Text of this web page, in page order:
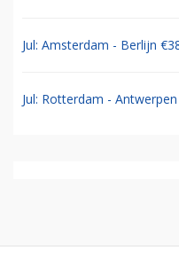
Jul: Amsterdam - Berlijn
Jul: Rotterdam - Antwerpen